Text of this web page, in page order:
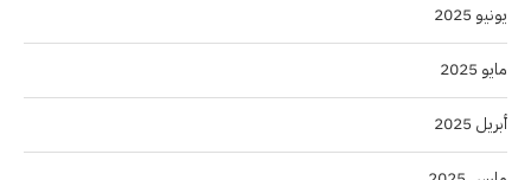
يونيو 2025
مايو 2025
أبريل 2025